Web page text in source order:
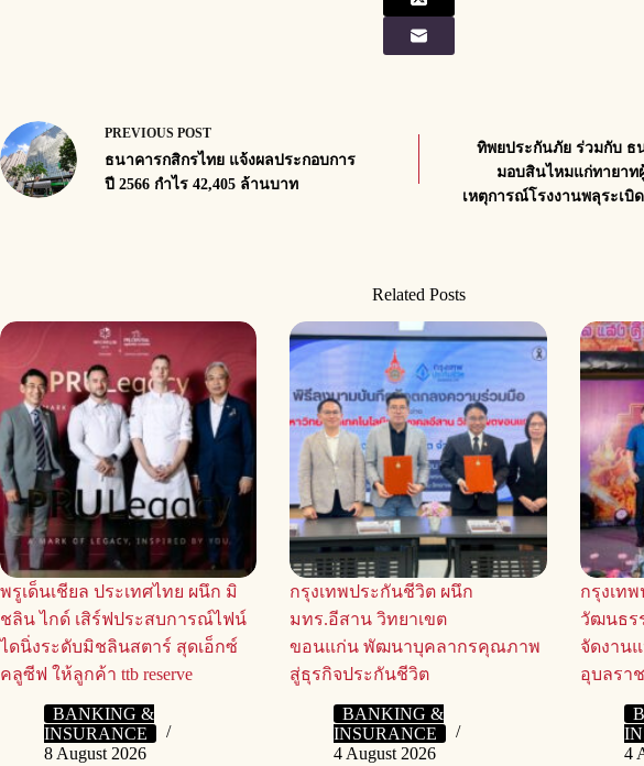
PREVIOUS POST
ธนาคารกสิกรไทย แจ้งผลประกอบการ
ปี 2566 กำไร 42,405 ล้านบาท
ทิพยประกันภัย ร่วมกับ ธ
มอบสินไหมแก่ทายาท
เหตุการณ์โรงงานพลุระเบิ
Related Posts
พรูเด็นเชียล ประเทศไทย ผนึก มิ
ชลิน ไกด์ เสิร์ฟประสบการณ์ไฟน์
ไดนิ่งระดับมิชลินสตาร์ สุดเอ็กซ์
คลูซีฟ ให้ลูกค้า ttb reserve
BANKING &
INSURANCE
8 August 2026
กรุงเทพประกันชีวิต ผนึก
มทร.อีสาน วิทยาเขต
ขอนแก่น พัฒนาบุคลากรคุณภาพ
สู่ธุรกิจประกันชีวิต
BANKING &
INSURANCE
4 August 2026
กรุงเท
วัฒนธร
จัดงาน
อุบลรา
4